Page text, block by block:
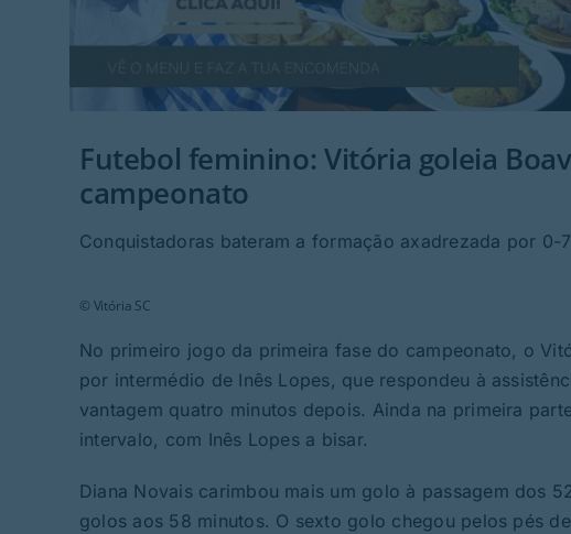
Futebol feminino: Vitória goleia
campeonato
Conquistadoras bateram a formação axadrezada por 0-
© Vitória SC
No primeiro jogo da primeira fase do campeonato, o
por intermédio de Inês Lopes, que respondeu à
vantagem quatro minutos depois. Ainda na primeira
intervalo, com Inês Lopes a bisar.
Diana Novais carimbou mais um golo à passagem dos
golos aos 58 minutos. O sexto golo chegou pelos pés